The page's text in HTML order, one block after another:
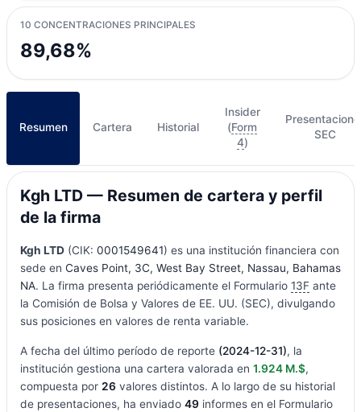
10 CONCENTRACIONES PRINCIPALES
89,68%
Resumen Cartera Historial
Insider
(Form
4)
SEC
Kgh LTD — Resumen de cartera y perfil
de la firma
Kgh LTD(CIK: 0001549641) es una institución financiera con
sede en Caves Point, 3C, West Bay Street, Nassau, Bahamas
NA. La firma presenta periódicamente el Formulario 13Fante
la Comisión de Bolsa y Valores de EE. UU. (SEC), divulgando
sus posiciones en valores de renta variable.
A fecha del último período de reporte (2024-12-31), la
institución gestiona una cartera valorada en 1.924 M.$,
compuesta por 26 valores distintos. A lo largo de su historial
de presentaciones, ha enviado 49informes en el Formulario